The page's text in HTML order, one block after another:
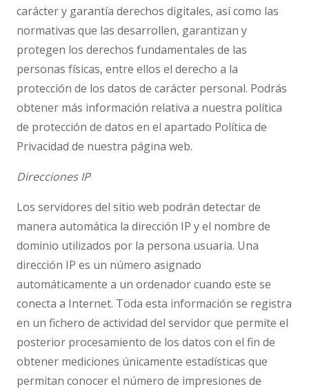
carácter y garantía derechos digitales, así como las
normativas que las desarrollen, garantizan y
protegen los derechos fundamentales de las
personas físicas, entre ellos el derecho a la
protección de los datos de carácter personal. Podrás
obtener más información relativa a nuestra política
de protección de datos en el apartado Política de
Privacidad de nuestra página web.
Direcciones IP
Los servidores del sitio web podrán detectar de
manera automática la dirección IP y el nombre de
dominio utilizados por la persona usuaria. Una
dirección IP es un número asignado
automáticamente a un ordenador cuando este se
conecta a Internet. Toda esta información se registra
en un fichero de actividad del servidor que permite el
posterior procesamiento de los datos con el fin de
obtener mediciones únicamente estadísticas que
permitan conocer el número de impresiones de